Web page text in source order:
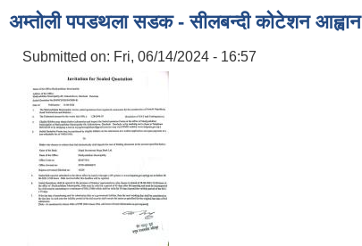
अम्तोली पपडथला सडक - सीलबन्दी कोटेशन आह्वान
Submitted on: Fri, 06/14/2024 - 16:57